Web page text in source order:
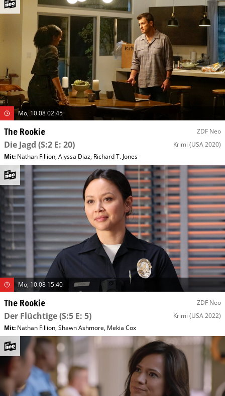
Mo, 10.08 02:45
The Rookie ZDF Neo
Die Jagd (S:2 E: 20) Krimi (USA 2020)
Mit: Nathan Fillion,Alyssa Diaz, Richard T. Jones
Mo, 10.08 15:40
The Rookie ZDF Neo
Der Flüchtige(S:5 E: 5) Krimi (USA 2022)
Mit: Nathan Fillion,Shawn Ashmore, Mekia Cox